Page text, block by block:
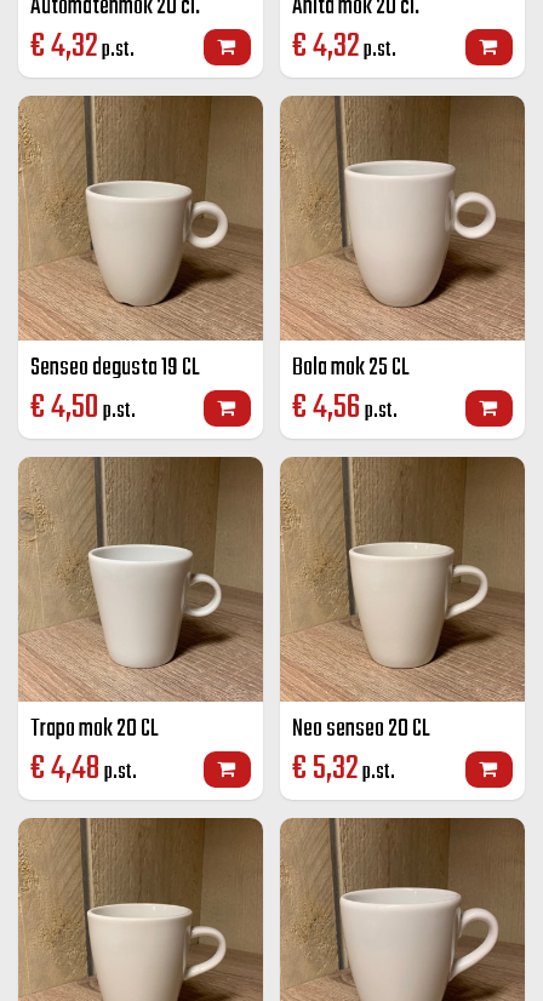
€4,32p.st. €4,32p.st.
Senseo degusta 19 CL
€4,50p.st.
Bola mok 25 CL
€4,56p.st.
Trapo mok 20 CL
€4,48p.st.
Neo senseo 20 CL
€5,32p.st.